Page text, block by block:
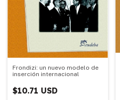
Frondizi: un nuevo modelo de
inserción internacional
$10.71 USD